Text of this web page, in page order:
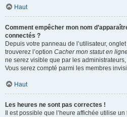
Haut
Comment empêcher mon nom
connectés ?
Depuis votre panneau de l’utilisateur,
trouverez l’option Cacher mon statut en
ne serez visible que par les
Vous serez compté parmi les membres
Haut
Les heures ne sont pas correctes !
Il est possible que l’heure affichée utilise